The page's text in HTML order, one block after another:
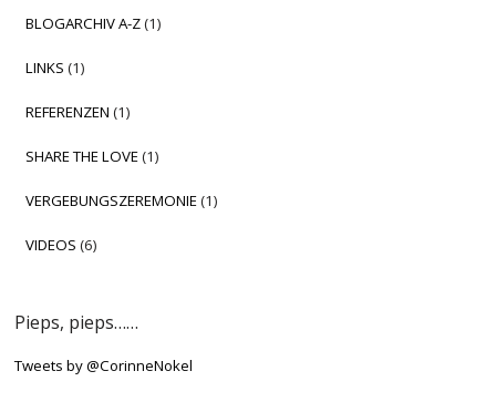
BLOGARCHIV A-Z(1)
LINKS (1)
REFERENZEN (1)
SHARE THE LOVE(1)
VERGEBUNGSZEREMONIE(1)
VIDEOS (6)
Pieps, pieps……
Tweets by @CorinneNokel